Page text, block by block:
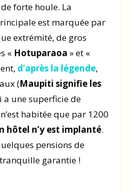
forte houle. La
est marquée par
extrémité, de gros
« Hotuparaoa » et «
d’après la légende,
(Maupiti signifie les
une superficie de
habitée que par 1200
hôtel n’y est implanté.
pensions de
garantie !